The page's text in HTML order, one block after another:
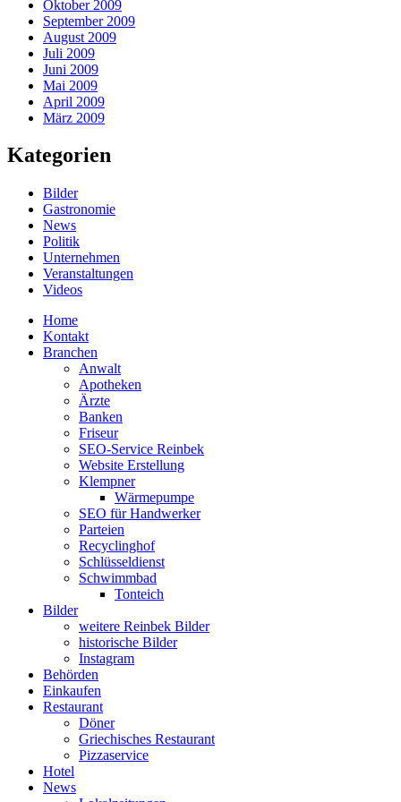
Oktober 2009
September 2009
August 2009
Juli 2009
Juni 2009
Mai 2009
April 2009
März 2009
Kategorien
Bilder
Gastronomie
News
Politik
Unternehmen
Veranstaltungen
Videos
Home
Kontakt
Branchen
Anwalt
Apotheken
Ärzte
Banken
Friseur
SEO-Service Reinbek
Website Erstellung
Klempner
Wärmepumpe
SEO für Handwerker
Parteien
Recyclinghof
Schlüsseldienst
Schwimmbad
Tonteich
Bilder
weitere Reinbek Bilder
historische Bilder
Instagram
Behörden
Einkaufen
Restaurant
Döner
Griechisches Restaurant
Pizzaservice
Hotel
News